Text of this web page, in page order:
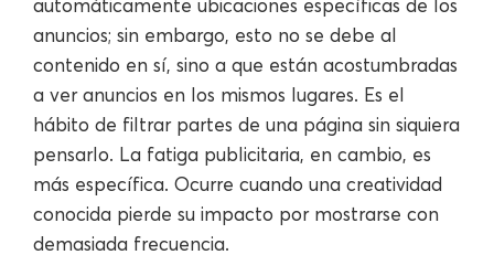
automáticamente ubicaciones específicas de los
anuncios; sin embargo, esto no se debe al
contenido en sí, sino a que están acostumbradas
a ver anuncios en los mismos lugares. Es el
hábito de filtrar partes de una página sin siquiera
pensarlo. La fatiga publicitaria, en cambio, es
más específica. Ocurre cuando una creatividad
conocida pierde su impacto por mostrarse con
demasiada frecuencia.